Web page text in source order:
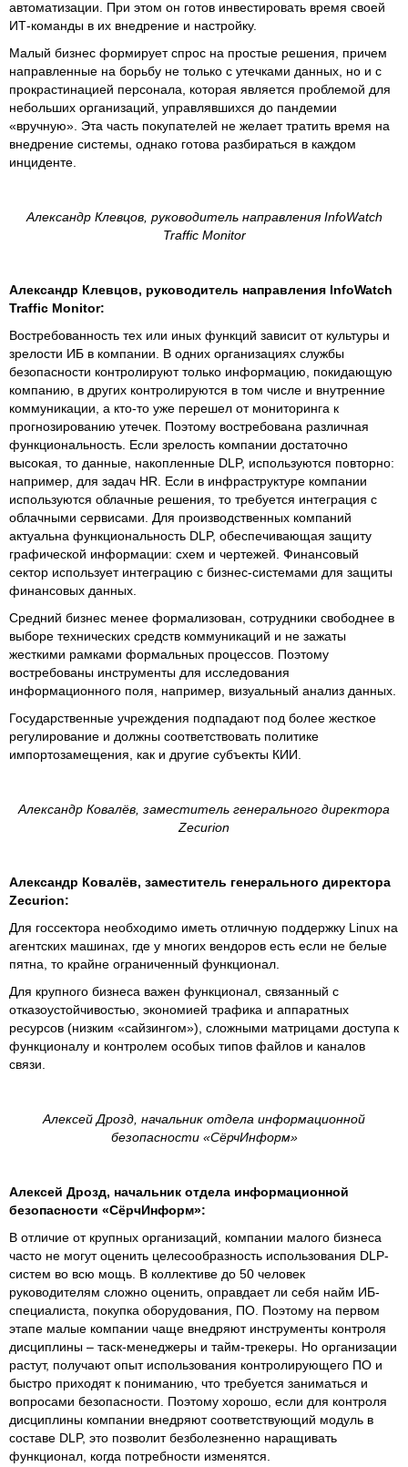
автоматизации. При этом он готов инвестировать время своей
ИТ-команды в их внедрение и настройку.
Малый бизнес формирует спрос на простые решения, причем
направленные на борьбу не только с утечками данных, но и с
прокрастинацией персонала, которая является проблемой для
небольших организаций, управлявшихся до пандемии
«вручную». Эта часть покупателей не желает тратить время на
внедрение системы, однако готова разбираться в каждом
инциденте.
Александр Клевцов, руководитель направления InfoWatch
Traffic Monitor
Александр Клевцов, руководитель направления InfoWatch
Traffic Monitor:
Востребованность тех или иных функций зависит от культуры и
зрелости ИБ в компании. В одних организациях службы
безопасности контролируют только информацию, покидающую
компанию, в других контролируются в том числе и внутренние
коммуникации, а кто-то уже перешел от мониторинга к
прогнозированию утечек. Поэтому востребована различная
функциональность. Если зрелость компании достаточно
высокая, то данные, накопленные DLP, используются повторно:
например, для задач HR. Если в инфраструктуре компании
используются облачные решения, то требуется интеграция с
облачными сервисами. Для производственных компаний
актуальна функциональность DLP, обеспечивающая защиту
графической информации: схем и чертежей. Финансовый
сектор использует интеграцию с бизнес-системами для защиты
финансовых данных.
Средний бизнес менее формализован, сотрудники свободнее в
выборе технических средств коммуникаций и не зажаты
жесткими рамками формальных процессов. Поэтому
востребованы инструменты для исследования
информационного поля, например, визуальный анализ данных.
Государственные учреждения подпадают под более жесткое
регулирование и должны соответствовать политике
импортозамещения, как и другие субъекты КИИ.
Александр Ковалёв, заместитель генерального директора
Zecurion
Александр Ковалёв, заместитель генерального директора
Zecurion:
Для госсектора необходимо иметь отличную поддержку Linux на
агентских машинах, где у многих вендоров есть если не белые
пятна, то крайне ограниченный функционал.
Для крупного бизнеса важен функционал, связанный с
отказоустойчивостью, экономией трафика и аппаратных
ресурсов (низким «сайзингом»), сложными матрицами доступа к
функционалу и контролем особых типов файлов и каналов
связи.
Алексей Дрозд, начальник отдела информационной
безопасности «СёрчИнформ»
Алексей Дрозд, начальник отдела информационной
безопасности «СёрчИнформ»:
В отличие от крупных организаций, компании малого бизнеса
часто не могут оценить целесообразность использования DLP-
систем во всю мощь. В коллективе до 50 человек
руководителям сложно оценить, оправдает ли себя найм ИБ-
специалиста, покупка оборудования, ПО. Поэтому на первом
этапе малые компании чаще внедряют инструменты контроля
дисциплины – таск-менеджеры и тайм-трекеры. Но организации
растут, получают опыт использования контролирующего ПО и
быстро приходят к пониманию, что требуется заниматься и
вопросами безопасности. Поэтому хорошо, если для контроля
дисциплины компании внедряют соответствующий модуль в
составе DLP, это позволит безболезненно наращивать
функционал, когда потребности изменятся.